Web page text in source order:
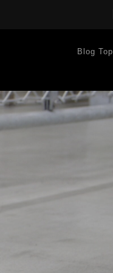
Blog Top